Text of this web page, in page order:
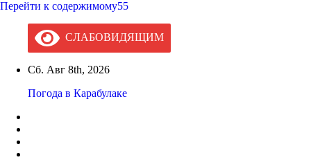
Перейти к содержимому55
СЛАБОВИДЯЩИМ
Сб. Авг 8th, 2026
Погода в Карабулаке